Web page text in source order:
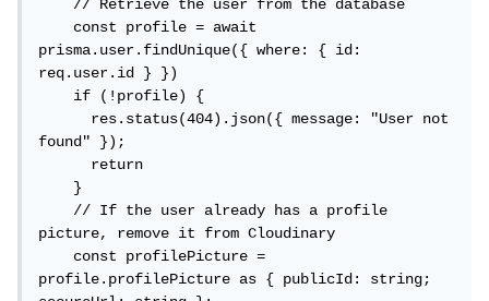
    // Retrieve the user from the database
    const profile = await
prisma.user.findUnique({ where: { id:
req.user.id } })
    if (!profile) {
      res.status(404).json({ message: "User not
found" });
      return
    }
    // If the user already has a profile
picture, remove it from Cloudinary
    const profilePicture =
profile.profilePicture as { publicId: string;